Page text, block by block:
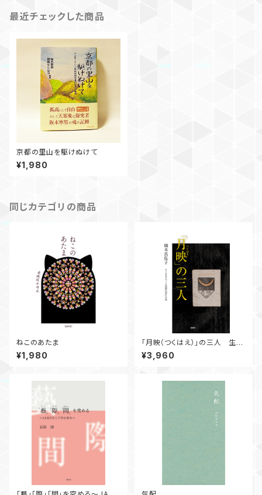
最近チェックした商品
京都の里山を駆けぬけて
¥1,980
同じカテゴリの商品
ねこのあたま
¥1,980
「月映（つくはえ）」の三人 生と
死をめぐる協働的創作活動
¥3,960